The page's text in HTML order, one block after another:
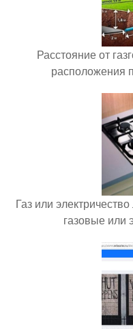
Расстояние от
расположения
Газ или
газовые или